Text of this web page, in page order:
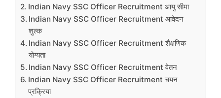
Indian Navy SSC Officer Recruitment आयु सीमा
Indian Navy SSC Officer Recruitment आवेदन
शुल्क
Indian Navy SSC Officer Recruitment शैक्षणिक
योग्यता
Indian Navy SSC Officer Recruitment वेतन
Indian Navy SSC Officer Recruitment चयन
प्रक्रिया